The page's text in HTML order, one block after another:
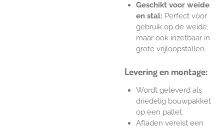
Geschikt voor weide
en stal: Perfect voor
gebruik op de weide,
maar ook inzetbaar in
grote vrijloopstallen.
Levering en montage:
Wordt geleverd als
driedelig bouwpakket
op een pallet.
Afladen vereist een